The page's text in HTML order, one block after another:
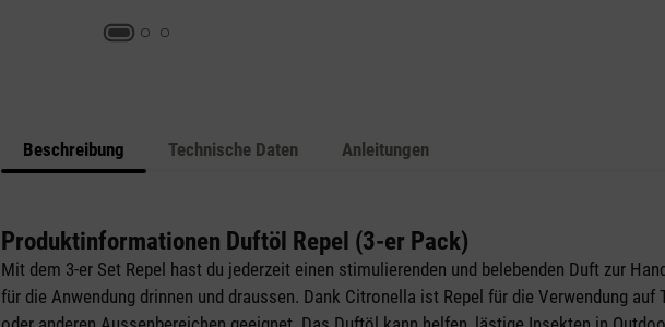
Beschreibung Technische Daten Anleitungen
Produktinformationen Duftöl Repel (3-er Pack)
Mit dem 3-er Set Repel hast du jederzeit einen stimulierenden und belebenden Duft zur
für die Anwendung drinnen und draussen. Dank Citronella ist Repel für die Verwendung auf